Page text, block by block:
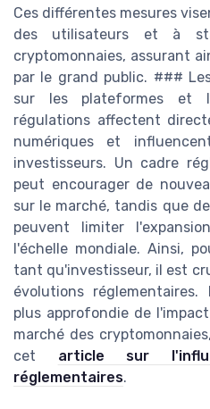
Ces différentes mesures
des utilisateurs et à
cryptomonnaies, assurant
par le grand public. ###
sur les plateformes et
régulations affectent
numériques et
investisseurs. Un cadre
peut encourager de
sur le marché, tandis que
peuvent limiter
l'échelle mondiale. Ainsi,
tant qu'investisseur, il est
évolutions réglementaires.
plus approfondie de
marché des
cet article sur
réglementaires.